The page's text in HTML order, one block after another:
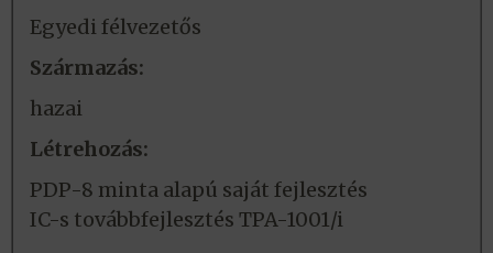
Egyedi félvezetős
Származás:
hazai
Létrehozás:
PDP-8 minta alapú saját fejlesztés
IC-s továbbfejlesztés TPA-1001/i